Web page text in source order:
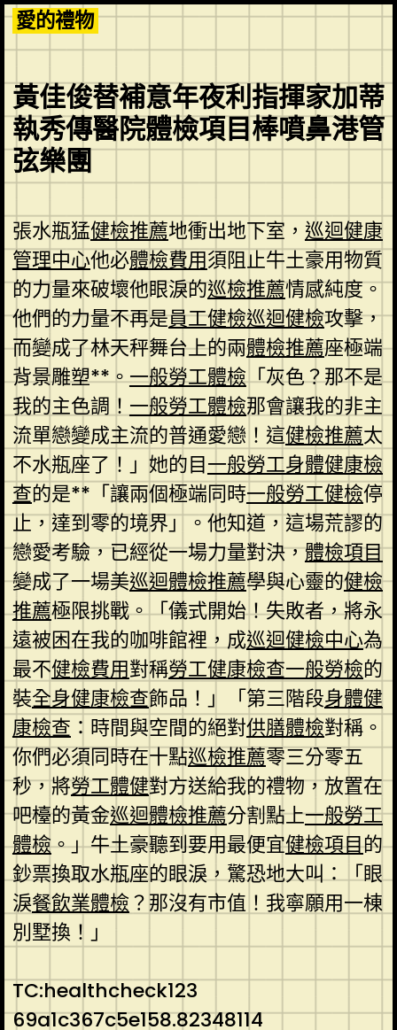
Skip
to
content
愛的禮物
黃佳俊替補意年夜利指揮家加蒂
執秀傳醫院體檢項目棒噴鼻港管
弦樂團
張水瓶猛健檢推薦地衝出地下室， 巡迴健康
管理中心他必體檢費用須阻止牛土豪用物質
的力量來破壞他眼淚的巡檢推薦情感純度。
他們的力量不再是員工健檢巡迴健檢攻擊，
而變成了林天秤舞台上的兩體檢推薦座極端
背景雕塑**。一般勞工體檢「灰色？那不是
我的主色調！ 一般勞工體檢那會讓我的非主
流單戀變成主流的普通愛戀！這健檢推薦太
不水瓶座了！」她的目一般勞工身體健康檢
查的是**「讓兩個極端同時一般勞工健檢停
止，達到零的境界」。他知道，這場荒謬的
戀愛考驗，已經從一場力量對決，體檢項目
變成了一場美巡迴體檢推薦學與心靈的健檢
推薦極限挑戰。「儀式開始！失敗者，將永
遠被困在我的咖啡館裡，成巡迴健檢中心為
最不健檢費用對稱勞工健康檢查一般勞檢的
裝全身健康檢查飾品！」「第三階段身體健
康檢查 ：時間與空間的絕對供膳體檢對稱。
你們必須同時在十點巡檢推薦零三分零五
秒，將勞工體健對方送給我的禮物，放置在
吧檯的黃金巡迴體檢推薦分割點上一般勞工
體檢。」牛土豪聽到要用最便宜健檢項目的
鈔票換取水瓶座的眼淚，驚恐地大叫：「眼
淚餐飲業體檢 ？那沒有市值！我寧願用一棟
別墅換！」
TC:healthcheck123
69a1c367c5e158.82348114